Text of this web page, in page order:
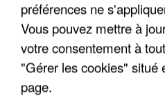
préférences ne
Vous pouvez mettre à
votre consentement à
"Gérer les cookies" situé
page.